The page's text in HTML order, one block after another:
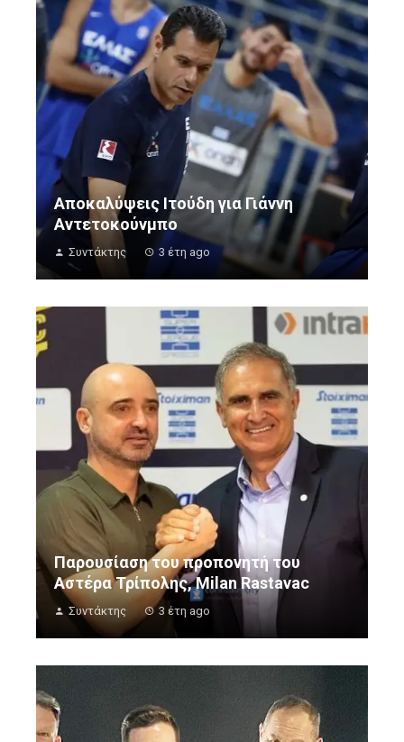
Αποκαλύψεις Ιτούδη για Γιάννη
Αντετοκούνμπο
Συντάκτης 3 έτη ago
Παρουσίαση του προπονητή του
Αστέρα Τρίπολης, Milan Rastavac
Συντάκτης 3 έτη ago